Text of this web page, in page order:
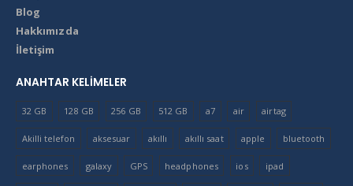
Blog
Hakkımızda
İletişim
ANAHTAR KELIMELER
32 GB 128 GB 256 GB 512 GB a7 air airtag
Akilli telefon aksesuar akıllı akıllı saat apple bluetooth
earphones galaxy GPS headphones ios ipad